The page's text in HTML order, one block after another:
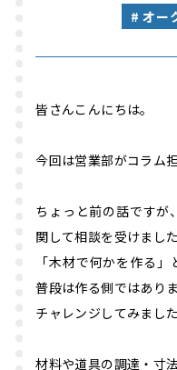
# オー
皆さんこんにちは。
今回は営業部がコラム担
ちょっと前の話ですが
関して相談を受けました
「木材で何かを作る」
普段は作る側ではあり
チャレンジしてみました
材料や道具の調達・寸